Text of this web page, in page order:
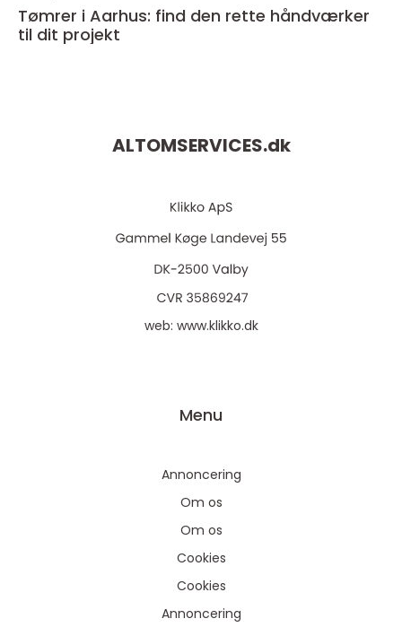
Tømrer i Aarhus: find den rette håndværker
til dit projekt
ALTOMSERVICES.dk
web: www.klikko.dk
Menu
Annoncering
Om os
Om os
Cookies
Cookies
Annoncering